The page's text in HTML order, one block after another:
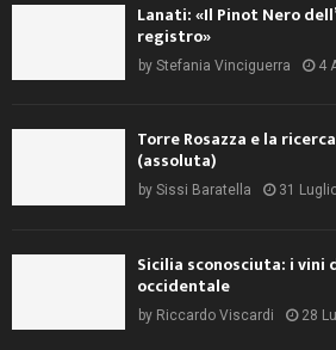
Lanati: «Il Pinot Nero
registro»
by Stefania Vinciguerra 4
Torre Rosazza e la
(assoluta)
by Sissi Baratella 31
Sicilia sconosciuta: i vini
occidentale
by Riccardo Viscardi 28